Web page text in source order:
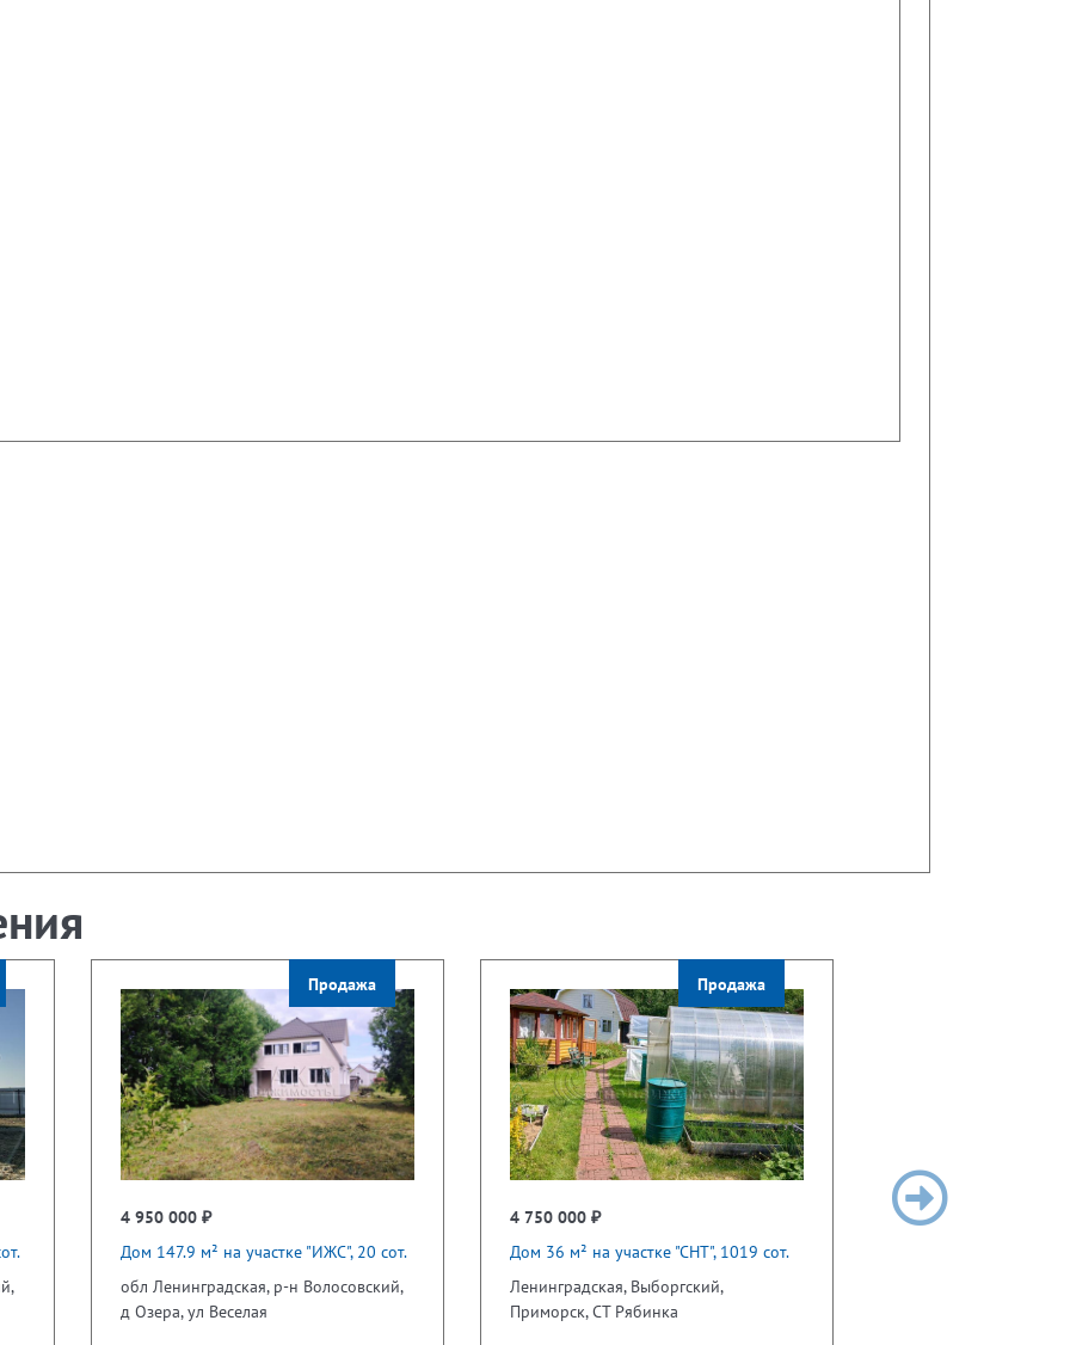
Продажа
4 950 000 ₽
Дом 147.9 м² на участке "ИЖС", 20 сот.
обл Ленинградская, р-н Волосовский,
д Озера, ул Веселая
Продажа
4 750 000 ₽
Дом 36 м² на участке "СНТ", 1019 сот.
Ленинградская, Выборгский,
Приморск, СТ Рябинка